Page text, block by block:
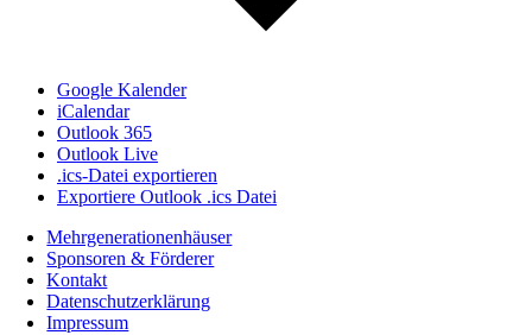
Google Kalender
iCalendar
Outlook 365
Outlook Live
.ics-Datei exportieren
Exportiere Outlook .ics Datei
Mehrgenerationenhäuser
Sponsoren & Förderer
Kontakt
Datenschutzerklärung
Impressum